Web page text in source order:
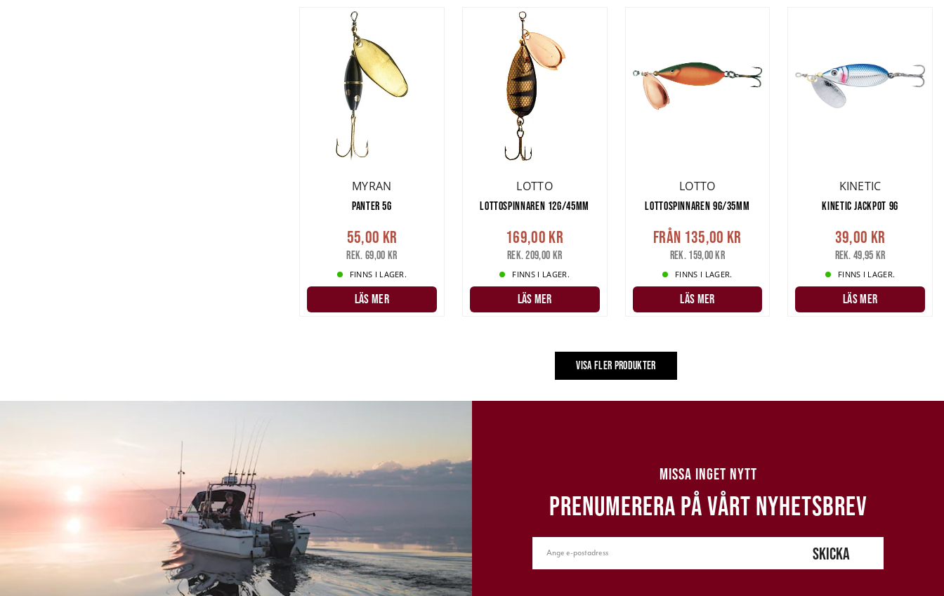
MYRAN
PANTER 5G
55,00 kr
Rek. 69,00 kr
FINNS I LAGER.
LÄS MER
LOTTO
LOTTOSPINNAREN 12G/45MM
169,00 kr
Rek. 209,00 kr
FINNS I LAGER.
LÄS MER
LOTTO
LOTTOSPINNAREN 9G/35MM
Från 135,00 kr
Rek. 159,00 kr
FINNS I LAGER.
LÄS MER
KINETIC
KINETIC JACKPOT 9G
39,00 kr
Rek. 49,95 kr
FINNS I LAGER.
LÄS MER
VISA FLER PRODUKTER
MISSA INGET NYTT
PRENUMERERA PÅ VÅRT NYHETSBREV
SKICKA